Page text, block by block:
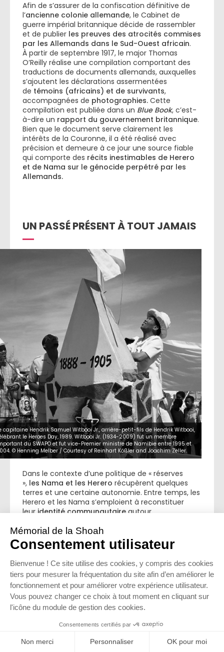
Afin de s’assurer de la confiscation définitive de
l’ancienne colonie allemande, le Cabinet de
guerre impérial britannique décide de rassembler
et de publier les preuves des atrocités commises
par les Allemands dans le Sud-Ouest africain.
À partir de septembre 1917, le major Thomas
O’Reilly réalise une compilation comportant des
traductions de documents allemands, auxquelles
s’ajoutent les déclarations assermentées
de témoins (africains) et de survivants,
accompagnées de photographies. Cette
compilation est publiée dans un Blue Book, c’est-
à-dire un rapport du gouvernement britannique.
Bien que le document serve clairement les
intérêts de la Couronne, il a été réalisé avec
précision et demeure à ce jour une source fiable
qui comporte des récits inestimables de Herero
et de Nama sur le génocide perpétré par les
Allemands.
UN PASSÉ PRÉSENT À TOUT JAMAIS
capitaine Hendrik Samuel Witbooi Jr., arrière-petit-fils de Hendrik Witbooi,
le Heroes Day, 1989. Witbooi Jr. (1934-2009) fut un membre
du SWAPO et fut vice-Premier ministre de Namibie entre 1995 et
© Henning Melber / Courtesy of Reinhart Kößler and Joachim Zeller.
Dans le contexte d’une politique de « réserves
», les Nama et les Herero récupèrent quelques
terres et une certaine autonomie. Entre temps, les
Herero et les Nama s’emploient à reconstituer
leur identité communautaire autour
Samuel Maharero, mort en exil et inhumé à
Okahandja le 26 août 1923, constituent un
événement spectaculaire. L’événement est depuis
lors commémoré chaque année sous le nom
dela journée du Drapeau rouge ou journée des
Herero.Du côté desNama, l’inauguration dans les
années trente de lapierre commémorative
dédiée à Hendrik Witbooimarque la première
Journée des Witbooi, une commémoration
et de discours politiques.
En 1960, le mouvement de libération nationale du